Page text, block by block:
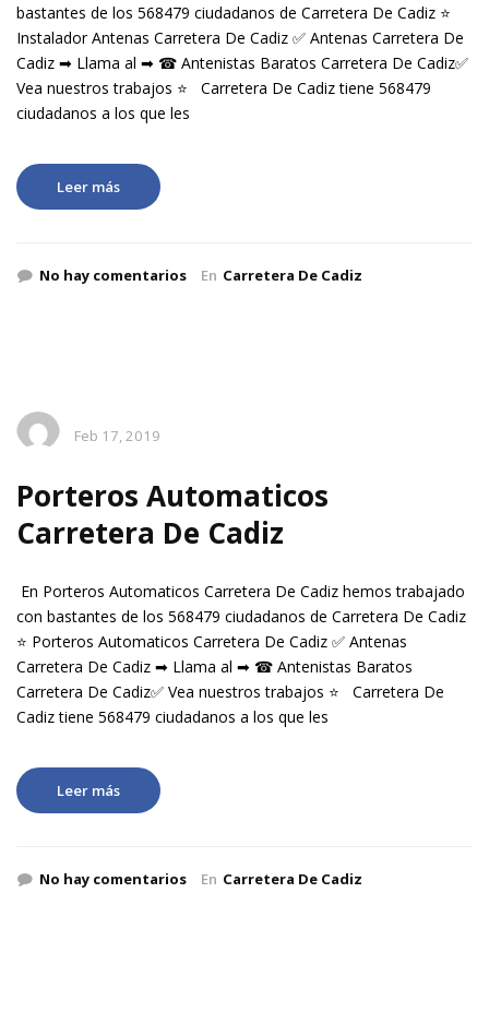
bastantes de los 568479 ciudadanos de Carretera De Cadiz ⭐
Instalador Antenas Carretera De Cadiz ✅ Antenas Carretera De
Cadiz ➡ Llama al ➡ ☎ Antenistas Baratos Carretera De Cadiz✅
Vea nuestros trabajos ⭐ Carretera De Cadiz tiene 568479
ciudadanos a los que les
Leer más
No hay comentarios En Carretera De Cadiz
Feb 17, 2019
Porteros Automaticos
Carretera De Cadiz
En Porteros Automaticos Carretera De Cadiz hemos trabajado
con bastantes de los 568479 ciudadanos de Carretera De Cadiz
⭐ Porteros Automaticos Carretera De Cadiz ✅ Antenas
Carretera De Cadiz ➡ Llama al ➡ ☎ Antenistas Baratos
Carretera De Cadiz✅ Vea nuestros trabajos ⭐ Carretera De
Cadiz tiene 568479 ciudadanos a los que les
Leer más
No hay comentarios En Carretera De Cadiz